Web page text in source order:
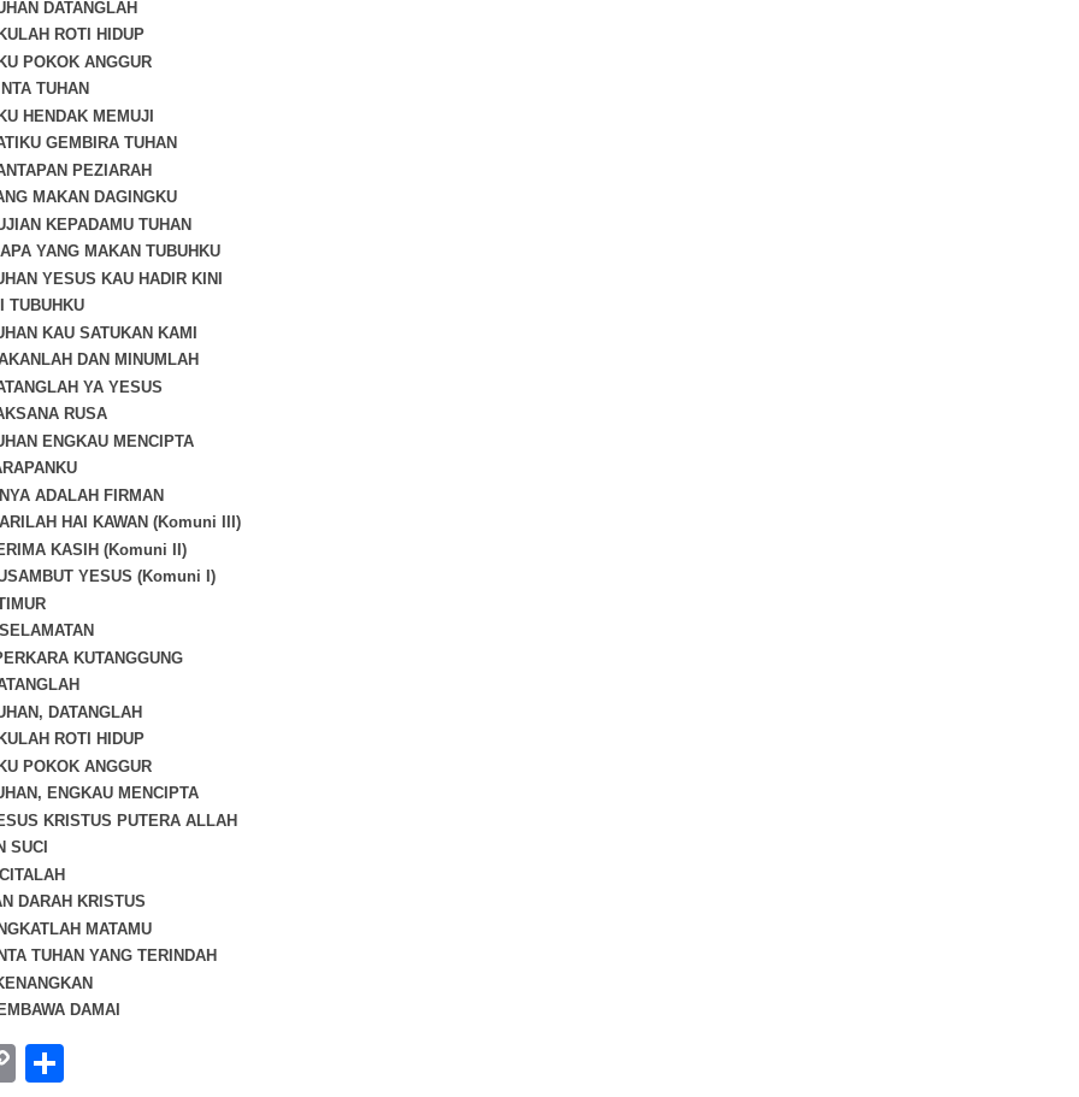
DATANGLAH
ROTI HIDUP
POKOK ANGGUR
TUHAN
HENDAK MEMUJI
GEMBIRA TUHAN
PEZIARAH
MAKAN DAGINGKU
KEPADAMU TUHAN
YANG MAKAN TUBUHKU
YESUS KAU HADIR KINI
TUBUHKU
KAU SATUKAN KAMI
DAN MINUMLAH
YA YESUS
RUSA
ENGKAU MENCIPTA
ADALAH FIRMAN
HAI KAWAN (Komuni III)
KASIH (Komuni II)
YESUS (Komuni I)
KUTANGGUNG
DATANGLAH
ROTI HIDUP
POKOK ANGGUR
ENGKAU MENCIPTA
KRISTUS PUTERA ALLAH
SUCI
DARAH KRISTUS
MATAMU
TUHAN YANG TERINDAH
DAMAI
Copy